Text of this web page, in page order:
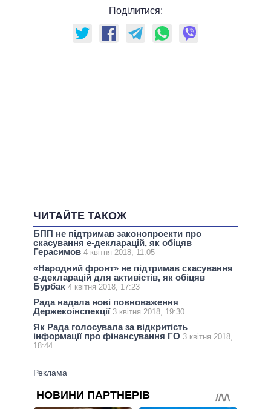
Поділитися:
ЧИТАЙТЕ ТАКОЖ
БПП не підтримав законопроекти про
скасування е-декларацій, як обіцяв
Герасимов 4 квітня 2018, 11:05
«Народний фронт» не підтримав скасування
е-декларацій для активістів, як обіцяв
Бурбак 4 квітня 2018, 17:23
Рада надала нові повноваження
Держекоінспекції 3 квітня 2018, 19:30
Як Рада голосувала за відкритість
інформації про фінансування ГО 3 квітня 2018,
18:44